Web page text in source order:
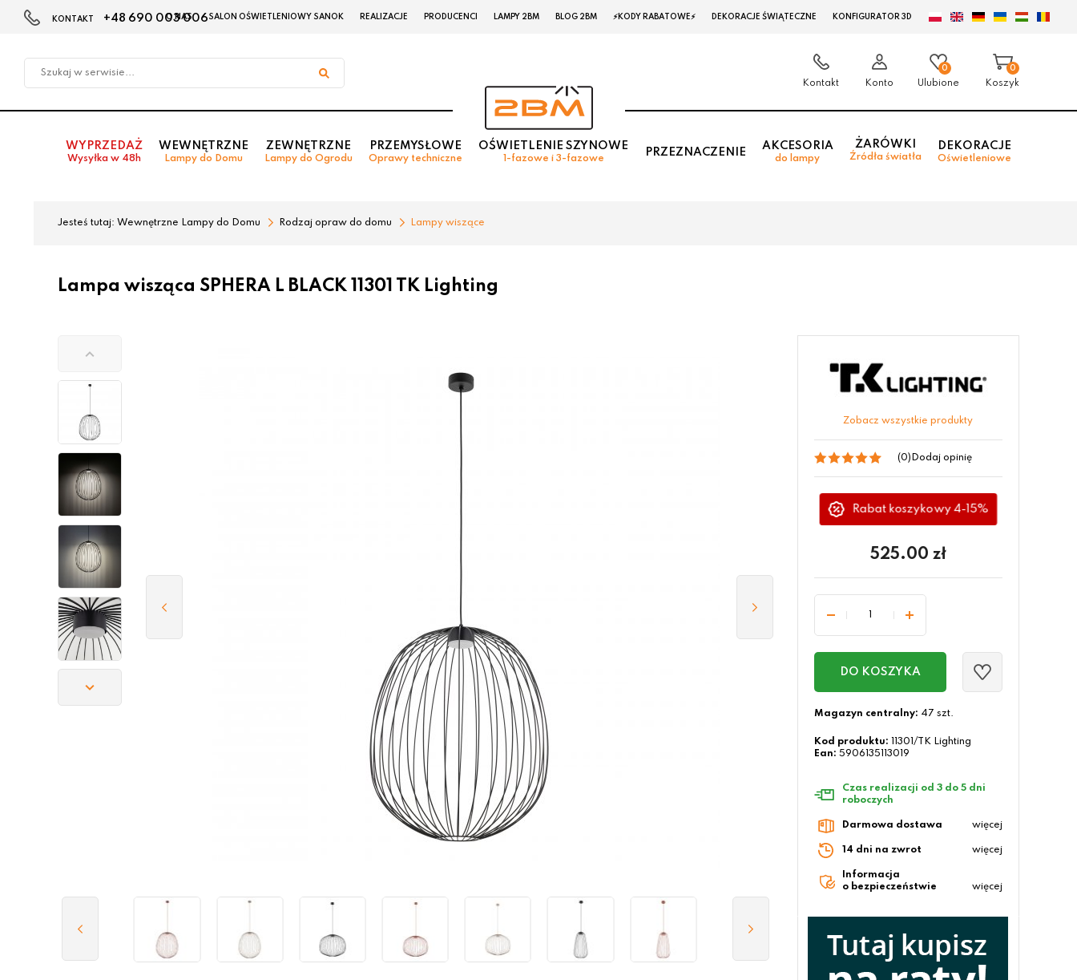
w
KONTAKT +48 690 003 006
O NAS SALON OŚWIETLENIOWY SANOK REALIZACJE PRODUCENCI LAMPY 2BM BLOG 2BM ⚡KODY RABATOWE⚡ DEKORACJE ŚWIĄTECZNE KONFIGURATOR 3D
Kontakt Konto
0
Ulubione
0
Koszyk
WYPRZEDAŻ
Wysyłka w 48h
WEWNĘTRZNE
Lampy do Domu
ZEWNĘTRZNE
Lampy do Ogrodu
PRZEMYSŁOWE
Oprawy techniczne
OŚWIETLENIE SZYNOWE
1-fazowe i 3-fazowe
PRZEZNACZENIE
AKCESORIA
do lampy
ŻARÓWKI
Źródła światła
DEKORACJE
Oświetleniowe
Jesteś tutaj: Wewnętrzne Lampy do Domu Rodzaj opraw do domu Lampy wiszące
Lampa wisząca SPHERA L BLACK 11301 TK Lighting
Zobacz wszystkie produkty
(0) Dodaj opinię
Rabat koszykowy 4-15%
525.00 zł
DO KOSZYKA
Magazyn centralny: 47 szt.
Kod produktu:
11301/TK Lighting
Ean: 5906135113019
Czas realizacji od 3 do 5 dni
roboczych
Darmowa dostawa więcej
14 dni na zwrot więcej
Informacja
o bezpieczeństwie
więcej